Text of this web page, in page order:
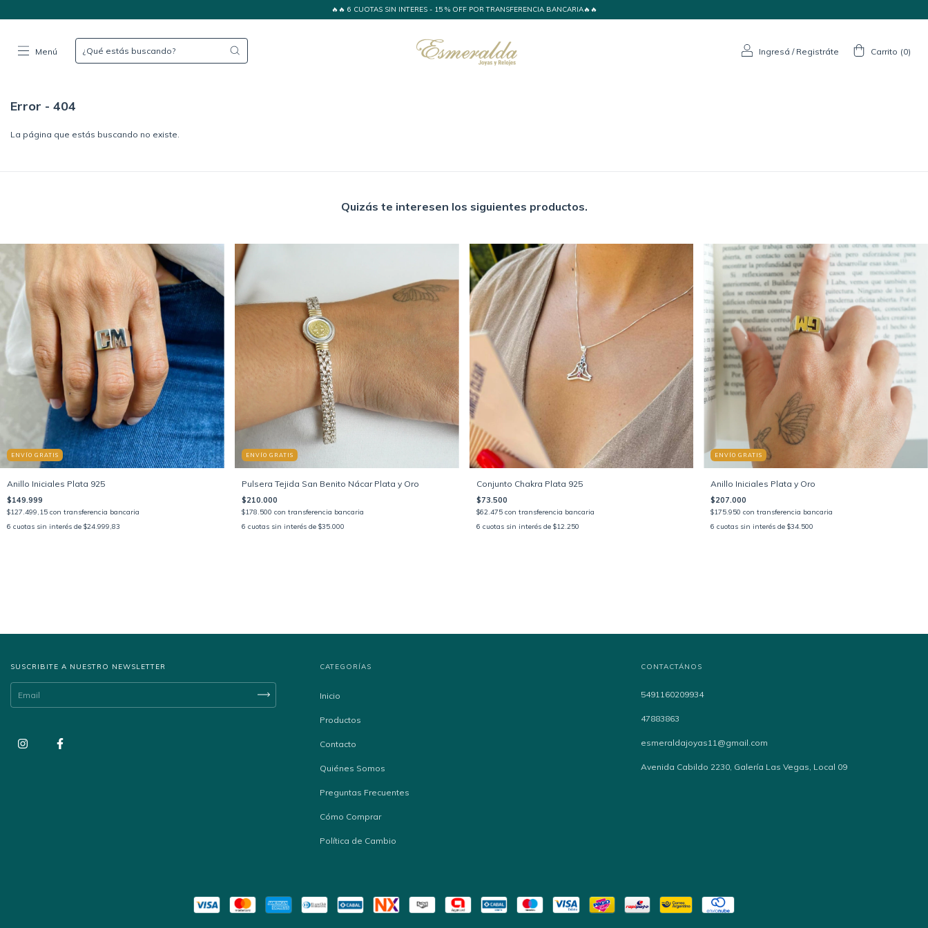
🔥🔥 6 CUOTAS SIN INTERES - 15 % OFF POR TRANSFERENCIA BANCARIA🔥🔥
Menú Ingresá / Registráte Carrito (0)
Error - 404
La página que estás buscando no existe.
Quizás te interesen los siguientes productos.
ENVÍO GRATIS
Anillo Iniciales Plata 925
$149.999
$127.499,15 con transferencia bancaria
6 cuotas sin interés de $24.999,83
ENVÍO GRATIS
Pulsera Tejida San Benito Nácar Plata y Oro
$210.000
$178.500 con transferencia bancaria
6 cuotas sin interés de $35.000
Conjunto Chakra Plata 925
$73.500
$62.475 con transferencia bancaria
6 cuotas sin interés de $12.250
ENVÍO GRATIS
Anillo Iniciales Plata y Oro
$207.000
$175.950con transferencia bancaria
6 cuotas sin interés de$34.500
SUSCRIBITE A NUESTRO NEWSLETTER CATEGORÍAS
Inicio
Productos
Contacto
Quiénes Somos
Preguntas Frecuentes
Cómo Comprar
Política de Cambio
CONTACTÁNOS
5491160209934
47883863
esmeraldajoyas11@gmail.com
Avenida Cabildo 2230, Galería Las Vegas, Local 09